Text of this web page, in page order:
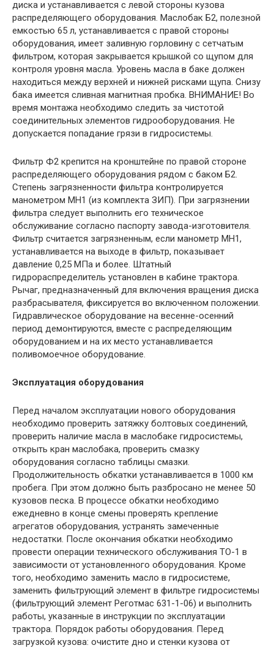
диска и устанавливается с левой стороны кузова
распределяющего оборудования. Маслобак Б2, полезной
емкостью 65 л, устанавливается с правой стороны
оборудования, имеет заливную горловину с сетчатым
фильтром, которая закрывается крышкой со щупом для
контроля уровня масла. Уровень масла в баке должен
находиться между верхней и нижней рисками щупа. Снизу
бака имеется сливная магнитная пробка. ВНИМАНИЕ! Во
время монтажа необходимо следить за чистотой
соединительных элементов гидрооборудования. Не
допускается попадание грязи в гидросистемы.
Фильтр Ф2 крепится на кронштейне по правой стороне
распределяющего оборудования рядом с баком Б2.
Степень загрязненности фильтра контролируется
манометром МН1 (из комплекта ЗИП). При загрязнении
фильтра следует выполнить его техническое
обслуживание согласно паспорту завода-изготовителя.
Фильтр считается загрязненным, если манометр МН1,
устанавливается на выходе в фильтр, показывает
давление 0,25 МПа и более. Штатный
гидрораспределитель установлен в кабине трактора.
Рычаг, предназначенный для включения вращения диска
разбрасывателя, фиксируется во включенном положении.
Гидравлическое оборудование на весенне-осенний
период демонтируются, вместе с распределяющим
оборудованием и на их место устанавливается
поливомоечное оборудование.
Эксплуатация оборудования
Перед началом эксплуатации нового оборудования
необходимо проверить затяжку болтовых соединений,
проверить наличие масла в маслобаке гидросистемы,
открыть кран маслобака, проверить смазку
оборудования согласно таблицы смазки.
Продолжительность обкатки устанавливается в 1000 км
пробега. При этом должно быть разбросано не менее 50
кузовов песка. В процессе обкатки необходимо
ежедневно в конце смены проверять крепление
агрегатов оборудования, устранять замеченные
недостатки. После окончания обкатки необходимо
провести операции технического обслуживания ТО-1 в
зависимости от установленного оборудования. Кроме
того, необходимо заменить масло в гидросистеме,
заменить фильтрующий элемент в фильтре гидросистемы
(фильтрующий элемент Реготмас 631-1-06) и выполнить
работы, указанные в инструкции по эксплуатации
трактора. Порядок работы оборудования. Перед
загрузкой кузова: очистите дно и стенки кузова от